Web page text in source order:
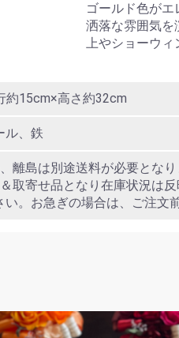
ゴールド色が
洒落な雰囲気を
上やショーウィ
約15cm×高さ約32cm
ル、鉄
離島は別途送料が必要となり
取寄せ品となり在庫状況は
。お急ぎの場合は、ご注文